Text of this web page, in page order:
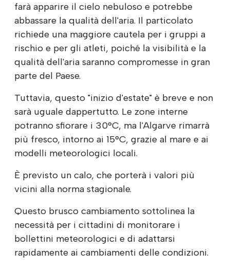
farà apparire il cielo nebuloso e potrebbe
abbassare la qualità dell'aria. Il particolato
richiede una maggiore cautela per i gruppi a
rischio e per gli atleti, poiché la visibilità e la
qualità dell'aria saranno compromesse in gran
parte del Paese.
Tuttavia, questo "inizio d'estate" è breve e non
sarà uguale dappertutto. Le zone interne
potranno sfiorare i 30°C, ma l'Algarve rimarrà
più fresco, intorno ai 15°C, grazie al mare e ai
modelli meteorologici locali.
È previsto un calo, che porterà i valori più
vicini alla norma stagionale.
Questo brusco cambiamento sottolinea la
necessità per i cittadini di monitorare i
bollettini meteorologici e di adattarsi
rapidamente ai cambiamenti delle condizioni.